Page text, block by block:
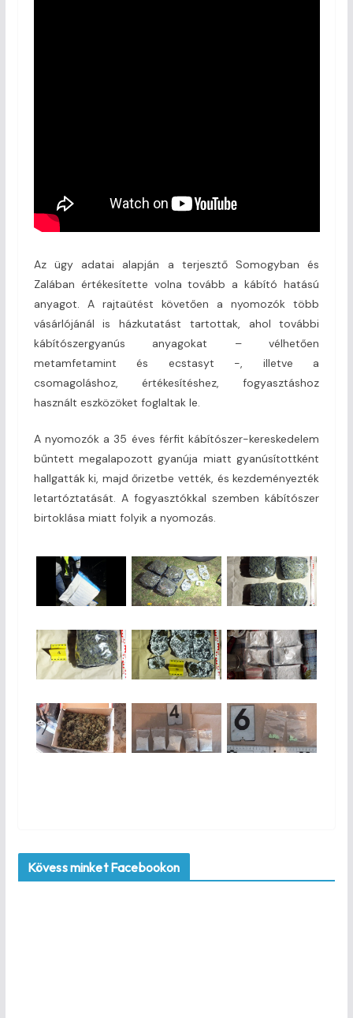
Az ügy adatai alapján a terjesztő Somogyban és
Zalában értékesítette volna tovább a kábító hatású
anyagot. A rajtaütést követően a nyomozók több
vásárlójánál is házkutatást tartottak, ahol további
kábítószergyanús anyagokat – vélhetően
metamfetamint és ecstasyt -, illetve a
csomagoláshoz, értékesítéshez, fogyasztáshoz
használt eszközöket foglaltak le.
A nyomozók a 35 éves férfit kábítószer-kereskedelem
bűntett megalapozott gyanúja miatt gyanúsítottként
hallgatták ki, majd őrizetbe vették, és kezdeményezték
letartóztatását. A fogyasztókkal szemben kábítószer
birtoklása miatt folyik a nyomozás.
Kövess minket Facebookon